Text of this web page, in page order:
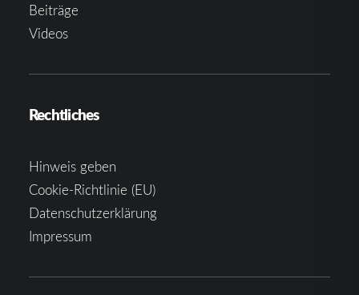
Beiträge
Videos
Rechtliches
Hinweis geben
Cookie-Richtlinie (EU)
Datenschutzerklärung
Impressum